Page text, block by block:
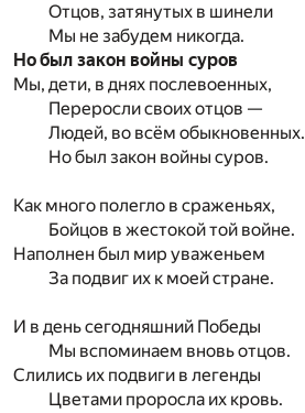
Отцов, затянутых в шинели
Мы не забудем никогда.
Но был закон войны суров
Мы, дети, в днях послевоенных,
Переросли своих отцов —
Людей, во всём обыкновенных.
Но был закон войны суров.
Как много полегло в сраженьях,
Бойцов в жестокой той войне.
Наполнен был мир уваженьем
За подвиг их к моей стране.
И в день сегодняшний Победы
Мы вспоминаем вновь отцов.
Слились их подвиги в легенды
Цветами проросла их кровь.